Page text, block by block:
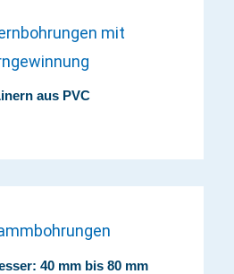
mit
aus PVC
40 mm bis 80 mm